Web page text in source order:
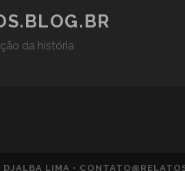
da história
LIMA •